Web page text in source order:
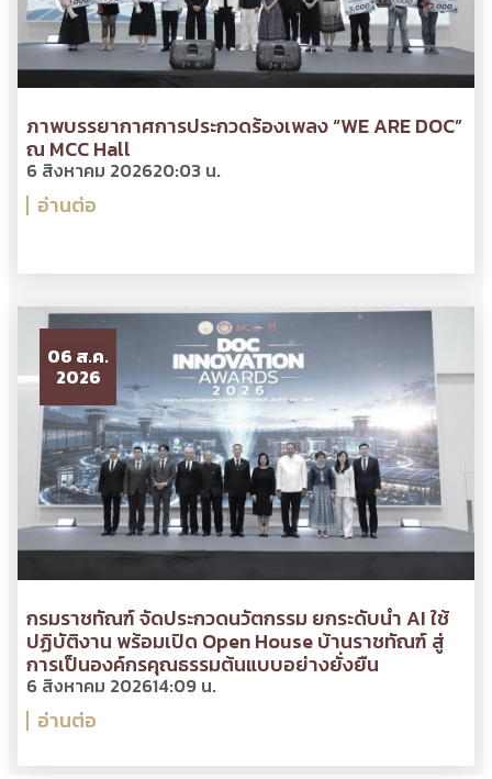
ภาพบรรยากาศการประกวดร้องเพลง “WE ARE DOC”
ณ MCC Hall
6 สิงหาคม 202620:03 น.
อ่านต่อ
06 ส.ค.
2026
กรมราชทัณฑ์ จัดประกวดนวัตกรรม ยกระดับนำ AI ใช้
ปฏิบัติงาน พร้อมเปิด Open House บ้านราชทัณฑ์ สู่
การเป็นองค์กรคุณธรรมต้นแบบอย่างยั่งยืน
6 สิงหาคม 202614:09 น.
อ่านต่อ